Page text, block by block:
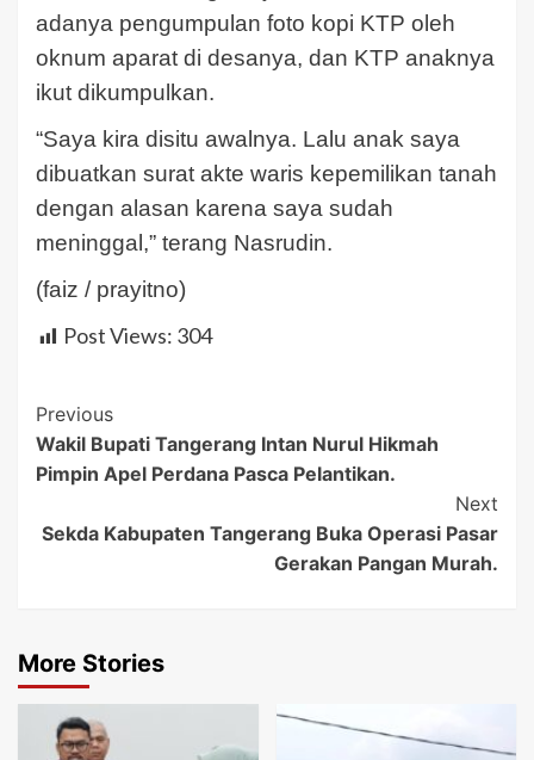
adanya pengumpulan foto kopi KTP oleh
oknum aparat di desanya, dan KTP anaknya
ikut dikumpulkan.
“Saya kira disitu awalnya. Lalu anak saya
dibuatkan surat akte waris kepemilikan tanah
dengan alasan karena saya sudah
meninggal,” terang Nasrudin.
(faiz / prayitno)
Post Views: 304
Post
Navigation
Previous
Wakil Bupati Tangerang Intan Nurul Hikmah
Pimpin Apel Perdana Pasca Pelantikan.
Next
Sekda Kabupaten Tangerang Buka Operasi Pasar
Gerakan Pangan Murah.
More Stories